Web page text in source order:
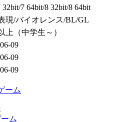
32bit/7 64bit/8 32bit/8 64bit
現/バイオレンス/BL/GL
上（中学生～）
09
09
09
ーム
ム